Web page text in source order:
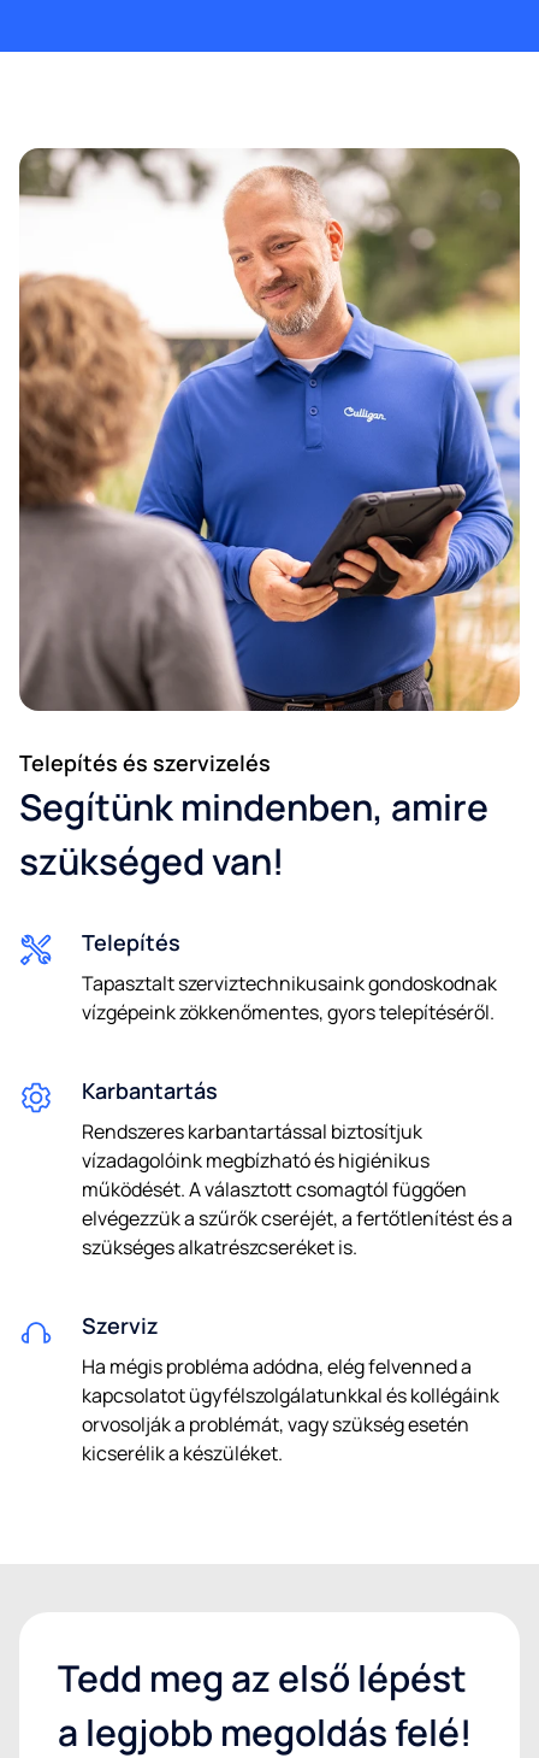
Telepítés és szervizelés
Segítünk mindenben, amire
szükséged van!
Telepítés
Tapasztalt szerviztechnikusaink gondoskodnak
vízgépeink zökkenőmentes, gyors telepítéséről.
Karbantartás
Rendszeres karbantartással biztosítjuk
vízadagolóink megbízható és higiénikus
működését. A választott csomagtól függően
elvégezzük a szűrők cseréjét, a fertőtlenítést és a
szükséges alkatrészcseréket is.
Szerviz
Ha mégis probléma adódna, elég felvenned a
kapcsolatot ügyfélszolgálatunkkal és kollégáink
orvosolják a problémát, vagy szükség esetén
kicserélik a készüléket.
Tedd meg az első lépést
a legjobb megoldás felé!